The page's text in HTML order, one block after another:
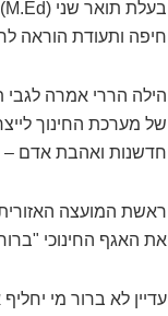
חיפה ותעודת הוראה
הילה הררי אמרה
של מערכת החינוך
חדשנות ואהבת אדם –
ראשת המועצה האזורית
את האגף החינוכי
עדיין לא ברור מי